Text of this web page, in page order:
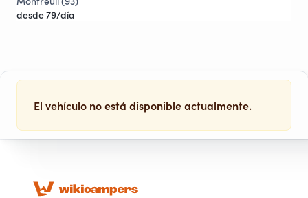
desde 79/día
El vehículo no está disponible actualmente.